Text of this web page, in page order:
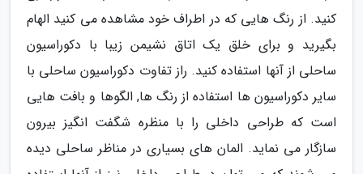
کنید. از رنگ هایی که در اطراف خود مشاهده می کنید الهام
بگیرید و برای خلق یک اتاق نشیمن زیبا با دکوراسیون
ساحلی از آنها استفاده کنید. راز تفاوت دکوراسیون ساحلی با
سایر دکوراسیون ها استفاده از رنگ ها, الگوها و بافت هایی
است که طراحی داخلی را با منظره شگفت انگیز بیرون
سازگار می نماید. المان های بسیاری در مناظر ساحلی دیده